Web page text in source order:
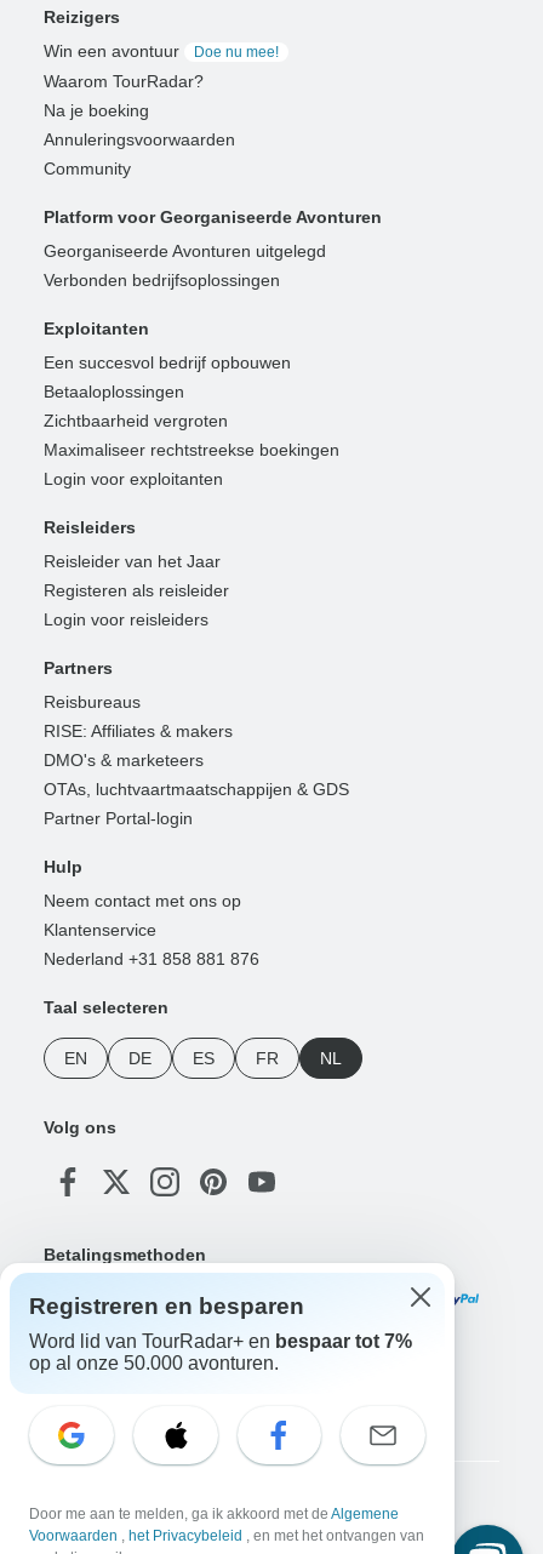
Reizigers
Win een avontuur
Doe nu mee!
Waarom TourRadar?
Na je boeking
Annuleringsvoorwaarden
Community
Platform voor Georganiseerde Avonturen
Georganiseerde Avonturen uitgelegd
Verbonden bedrijfsoplossingen
Exploitanten
Een succesvol bedrijf opbouwen
Betaaloplossingen
Zichtbaarheid vergroten
Maximaliseer rechtstreekse boekingen
Login voor exploitanten
Reisleiders
Reisleider van het Jaar
Registeren als reisleider
Login voor reisleiders
Partners
Reisbureaus
RISE: Affiliates & makers
DMO's & marketeers
OTAs, luchtvaartmaatschappijen & GDS
Partner Portal-login
Hulp
Neem contact met ons op
Klantenservice
Nederland +31 858 881 876
Taal selecteren
EN DE ES FR NL
Volg ons
Betalingsmethoden
Juridische kennisgeving
Privacybeleid
Cookies
Registreren en besparen
Word lid van TourRadar+ en bespaar tot 7%
op al onze 50.000 avonturen.
Door me aan te melden, ga ik akkoord met de Algemene
Voorwaarden , het Privacybeleid , en met het ontvangen van